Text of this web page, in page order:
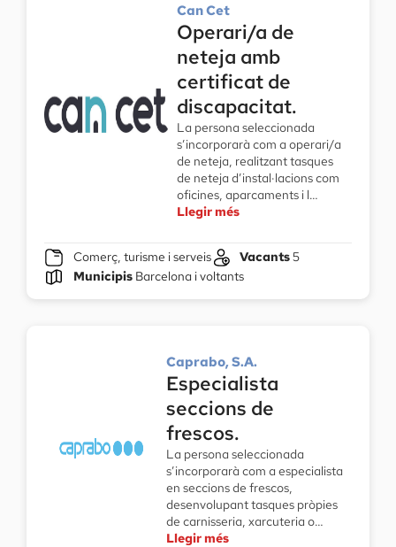
Can Cet
Operari/a de
neteja amb
certificat de
discapacitat.
La persona seleccionada
s’incorporarà com a operari/a
de neteja, realitzant tasques
de neteja d’instal·lacions com
oficines, aparcaments i l…
Llegir més
Comerç, turisme i serveis Vacants5
MunicipisBarcelona i voltants
Caprabo, S.A.
Especialista
seccions de
frescos.
La persona seleccionada
s’incorporarà com a especialista
en seccions de frescos,
desenvolupant tasques pròpies
de carnisseria, xarcuteria o…
Llegir més